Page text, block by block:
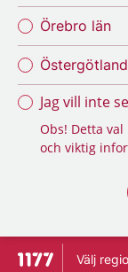
Örebro län
Östergötland
Jag vill inte
Obs! Detta
och viktig
Till startsidan för
Välj